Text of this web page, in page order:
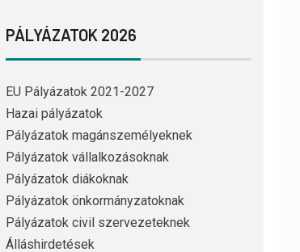
PÁLYÁZATOK 2026
EU Pályázatok 2021-2027
Hazai pályázatok
Pályázatok magánszemélyeknek
Pályázatok vállalkozásoknak
Pályázatok diákoknak
Pályázatok önkormányzatoknak
Pályázatok civil szervezeteknek
Álláshirdetések